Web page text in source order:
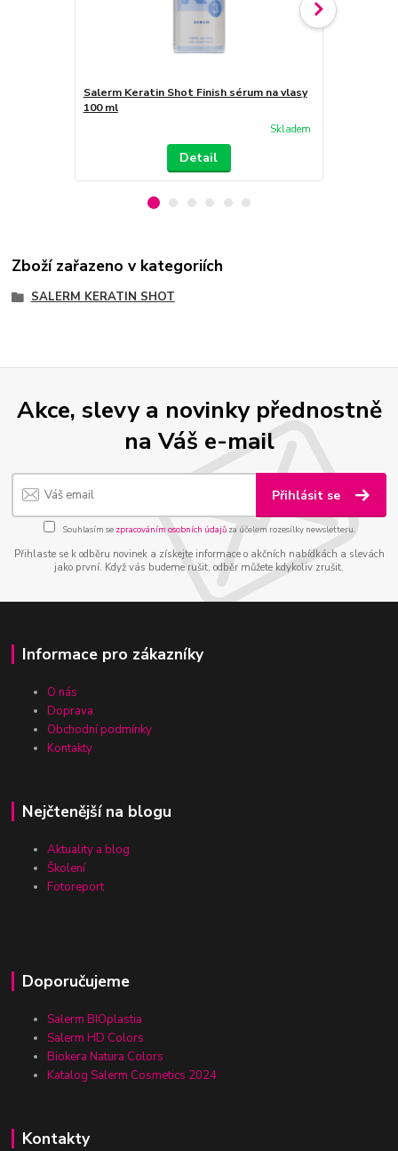
Salerm Keratin Shot Finish sérum na vlasy
100 ml
Skladem
Detail
Zboží zařazeno v kategoriích
SALERM KERATIN SHOT
Akce, slevy a novinky přednostně
na Váš e-mail
Přihlásit se
Souhlasím se zpracováním osobních údajůza účelem rozesílky newsletteru.
Přihlaste se k odběru novinek a získejte informace o akčních nabídkách a slevách
jako první. Když vás budeme rušit, odběr můžete kdykoliv zrušit.
Informace pro zákazníky
O nás
Doprava
Obchodní podmínky
Kontakty
Nejčtenější na blogu
Aktuality a blog
Školení
Fotoreport
Doporučujeme
Salerm BIOplastia
Salerm HD Colors
Biokera Natura Colors
Katalog Salerm Cosmetics 2024
Kontakty